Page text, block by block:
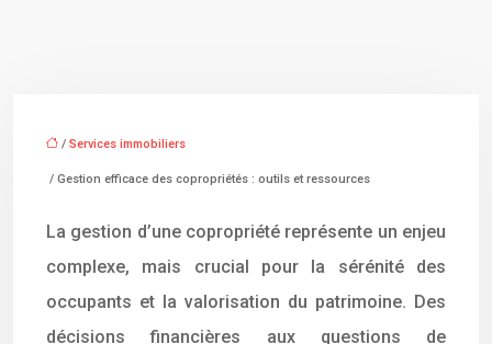
/ Services immobiliers
/ Gestion efficace des copropriétés : outils et ressources
La gestion d’une copropriété représente un enjeu
complexe, mais crucial pour la sérénité des
occupants et la valorisation du patrimoine. Des
décisions financières aux questions de